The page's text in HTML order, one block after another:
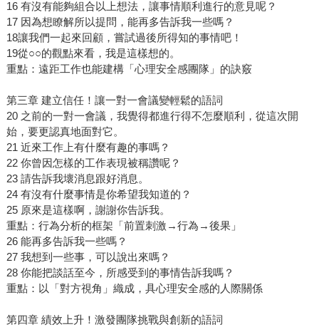
16 有沒有能夠組合以上想法，讓事情順利進行的意見呢？
17 因為想瞭解所以提問，能再多告訴我一些嗎？
18讓我們一起來回顧，嘗試過後所得知的事情吧！
19從○○的觀點來看，我是這樣想的。
重點：遠距工作也能建構「心理安全感團隊」的訣竅
第三章 建立信任！讓一對一會議變輕鬆的語詞
20 之前的一對一會議，我覺得都進行得不怎麼順利，從這次開
始，要更認真地面對它。
21 近來工作上有什麼有趣的事嗎？
22 你曾因怎樣的工作表現被稱讚呢？
23 請告訴我壞消息跟好消息。
24 有沒有什麼事情是你希望我知道的？
25 原來是這樣啊，謝謝你告訴我。
重點：行為分析的框架「前置刺激→行為→後果」
26 能再多告訴我一些嗎？
27 我想到一些事，可以說出來嗎？
28 你能把談話至今，所感受到的事情告訴我嗎？
重點：以「對方視角」織成，具心理安全感的人際關係
第四章 績效上升！激發團隊挑戰與創新的語詞